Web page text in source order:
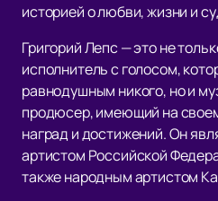
историей о любви, жизни и
Григорий Лепс — это не
исполнитель с голосом,
равнодушным никого, но и
продюсер, имеющий на
наград и достижений. Он
артистом Российской
также народным артистом